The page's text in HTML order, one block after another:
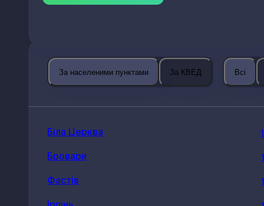
За населеними пунктами За КВЕД Всі
Біла Церква
Бровари
Фастів